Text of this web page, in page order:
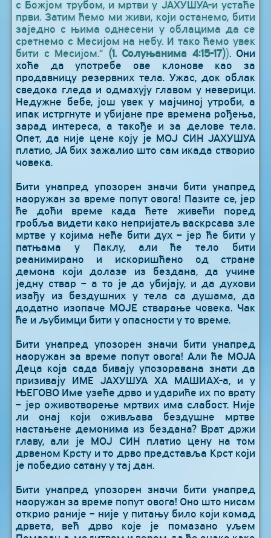
с Божјом трубом, и мртви у ЈАХУШУА-и устаће
први. Затим ћемо ми живи, који останемо, бити
заједно с њима однесени у облацима да се
сретнемо с Месијом на небу. И тако ћемо увек
бити с Месијом.“ (1. Солуњанима 4:15-17)). Они
хоће да употребе ове клонове као за
продавницу резервних тела. Ужас, док облак
сведока гледа и одмахују главом у неверици.
Недужне бебе, још увек у мајчиној утроби, а
ипак истргнуте и убијане пре времена рођења,
зарад интереса, а такође и за делове тела.
Опет, да није цене коју је МОЈ СИН ЈАХУШУА
платио, ЈА бих зажалио што сам икада створио
човека.
Бити унапред упозорен значи бити унапред
наоружан за време попут овога! Пазите се, јер
ће доћи време када ћете живећи поред
гробља видети како непријатељ васкрсава зле
мртве у којима неће бити дух – јер ће бити у
патњама у Паклу, али ће тело бити
реанимирано и искоришћено од стране
демона који долазе из бездана, да учине
једну ствар – а то је да убијају, и да духови
изађу из бездушних у тела са душама, да
додатно изопаче МОЈЕ стварање човека. Чак
ће и љубимци бити у опасности у то време.
Бити унапред упозорен значи бити унапред
наоружан за време попут овога! Али ће МОЈА
Деца која сада бивају упозоравана знати да
призивају ИМЕ ЈАХУШУА ХА МАШИАХ-а, и у
ЊЕГОВО Име узеће дрво и удариће их по врату
– јер оживотворење мртвих има слабост. Није
ли онај који оживљава бездушне мртве
настањене демонима из бездана? Врат држи
главу, али је МОЈ СИН платио цену на том
дрвеном Крсту и то дрво представља Крст који
је победио сатану у тај дан.
Бити унапред упозорен значи бити унапред
наоружан за време попут овога! Оно што нисам
открио раније – није у питању било који комад
дрвета, већ дрво које је помазано уљем